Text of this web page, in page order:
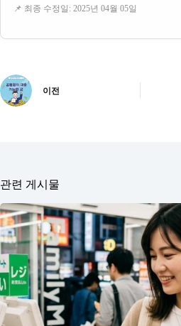
📌 최종 수정일: 2025년 04월 05일
이전
관련 게시물